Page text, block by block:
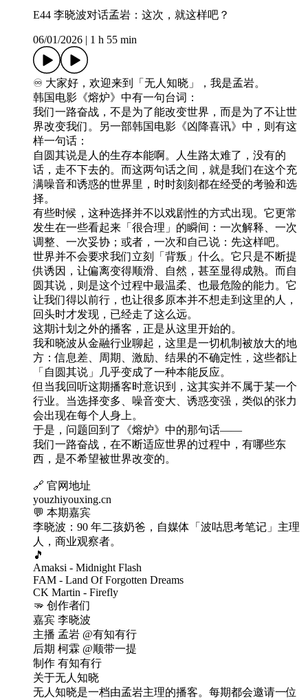
E44 李晓波对话孟岩：这次，就这样吧？
06/01/2026 1 h 55 min
♾️ 大家好，欢迎来到「无人知晓」，我是孟岩。
韩国电影《熔炉》中有一句台词：
我们一路奋战，不是为了能改变世界，而是为了不让世
界改变我们。另一部韩国电影《凶降喜讯》中，则有这
样一句话：
自圆其说是人的生存本能啊。人生路太难了，没有的
话，走不下去的。而这两句话之间，就是我们在这个充
满噪音和诱惑的世界里，时时刻刻都在经受的考验和选
择。
有些时候，这种选择并不以戏剧性的方式出现。它更常
发生在一些看起来「很合理」的瞬间：一次解释、一次
调整、一次妥协；或者，一次和自己说：先这样吧。
世界并不会要求我们立刻「背叛」什么。它只是不断提
供诱因，让偏离变得顺滑、自然，甚至显得成熟。而自
圆其说，则是这个过程中最温柔、也最危险的能力。它
让我们得以前行，也让很多原本并不想走到这里的人，
回头时才发现，已经走了这么远。
这期计划之外的播客，正是从这里开始的。
我和晓波从金融行业聊起，这里是一切机制被放大的地
方：信息差、周期、激励、结果的不确定性，这些都让
「自圆其说」几乎变成了一种本能反应。
但当我回听这期播客时意识到，这其实并不属于某一个
行业。当选择变多、噪音变大、诱惑变强，类似的张力
会出现在每个人身上。
于是，问题回到了《熔炉》中的那句话——
我们一路奋战，在不断适应世界的过程中，有哪些东
西，是不希望被世界改变的。
🔗 官网地址
youzhiyouxing.cn
💬 本期嘉宾
李晓波：90 年二孩奶爸，自媒体「波咕思考笔记」主理
人，商业观察者。
🎵
Amaksi - Midnight Flash
FAM - Land Of Forgotten Dreams
CK Martin - Firefly
🫳 创作者们
嘉宾 李晓波
主播 孟岩 @有知有行
后期 柯霖 @顺带一提
制作 有知有行
关于无人知晓
无人知晓是一档由孟岩主理的播客。每期都会邀请一位